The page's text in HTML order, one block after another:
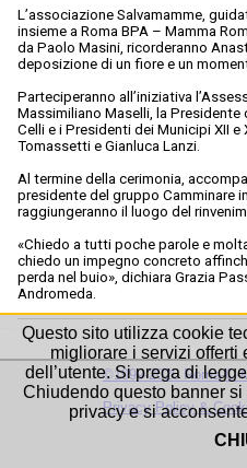
L’associazione Salvamamme,
insieme a Roma BPA – Mamma
da Paolo Masini, ricorderanno
deposizione di un fiore e un
Parteciperanno all’iniziativa
Massimiliano Maselli, la Presidente
Celli e i Presidenti dei Municipi XII e
Tomassetti e Gianluca Lanzi.
Al termine della cerimonia,
presidente del gruppo Camminare
raggiungeranno il luogo del
«Chiedo a tutti poche parole e
chiedo un impegno concreto
perda nel buio», dichiara Grazia
Andromeda.
©1999-2026 Roma-O-
Privacy Policy &
Questo sito utilizza cookie
migliorare i servizi offerti
dell’utente. Si prega di
Chiudendo questo banner
privacy e si